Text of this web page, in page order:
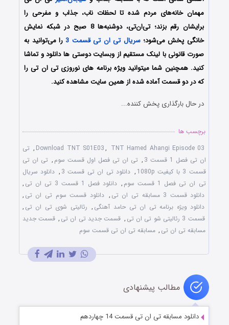
مهمان خانه‌های مردم شده تا لحظات ناب، جذاب و مفرحی را
برایشان رقم بزند؛ تی‌ان‌تی، دوشنبه‌ها 8 صبح در شبکه نمایش
خانگی پخش می‌شود؛سریال تی ان تی قسمت 3
را می‌توانید به
صورت قانونی با لینک مستقیم از وبسایت دوستی ها دانلود و تماشا
کنید. همچنین شما میتوانید ویژه برنامه های نوروزی تی ان تی را
که در دو قسمت آماده شده از همین سایت مشاهده کنید.
در حال بارگذاری پخش کننده...
برچسب ها
Download TNT S01E03, TNT Hamed Ahangi Episode 03
, تی
ان تی فصل 1 قسمت 3
, تی ان تی فصل اول قسمت سوم , تی ان تی
قسمت 3 با کیفیت 1080p
, دانلود تی ان تی قسمت 3 , دانلود سریال
تی ان تی فصل 1 قسمت سوم
, دانلود فصل 1 قسمت 3 تی ان تی
,
دانلود قسمت 3 مسابقه تی ان تی
, دانلود قسمت سوم تی ان تی ,
دانلود ویژه برنامه تی ان تی حامد آهنگی , رئالیتی شوی تی ان تی ,
قسمت 3 رئالیتی شو تی ان تی
, قسمت جدید تی ان تی , قسمت جدید
مسابقه تی ان تی , مسابقه تی ان تی قسمت سوم
مطالب پیشنهادی
دانلود مسابقه تی ان تی قسمت 14 چهاردهم